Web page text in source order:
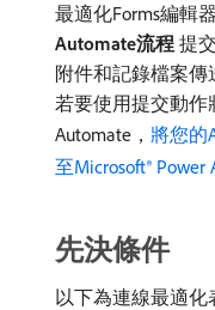
最適化Forms編輯
Automate流程 提
附件和記錄檔案傳
若要使用提交動作
Automate， 將您的
至Microsoft® Power
先決條件
以下為連線最適化